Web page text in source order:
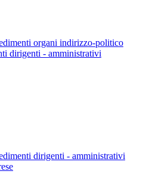
organi indirizzo-politico
dirigenti - amministrativi
dirigenti - amministrativi